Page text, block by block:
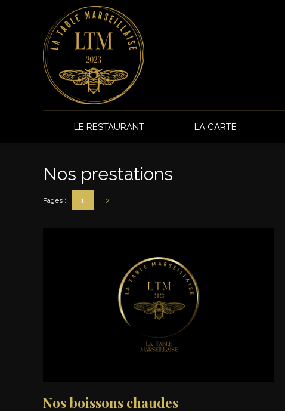
LE RESTAURANT LA CARTE
Nos prestations
Pages : 1 2
Nos boissons chaudes
Panneau de gestion des cookies